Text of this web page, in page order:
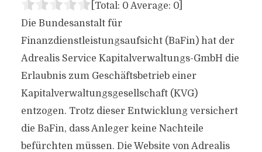
[Total: 0 Average: 0]
Die Bundesanstalt für
Finanzdienstleistungsaufsicht (BaFin) hat der
Adrealis Service Kapitalverwaltungs-GmbH die
Erlaubnis zum Geschäftsbetrieb einer
Kapitalverwaltungsgesellschaft (KVG)
entzogen. Trotz dieser Entwicklung versichert
die BaFin, dass Anleger keine Nachteile
befürchten müssen. Die Website von Adrealis